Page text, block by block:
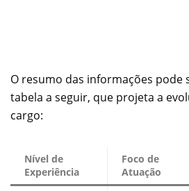
O resumo das informações pode
tabela a seguir, que projeta a
cargo:
Nível de
Experiência
Foco de
Atuação